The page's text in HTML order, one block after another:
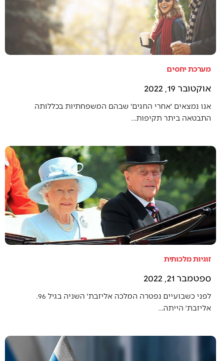
מערכת יחסים
אוקטובר 19, 2022
אנו נמצאים ׳אחרי החגים׳ שבהם המשפחתיות בכללותה
התבטאה ביתר תקיפות…
זוגיות מלכותית
ספטמבר 21, 2022
אליזבת׳ הייתה…